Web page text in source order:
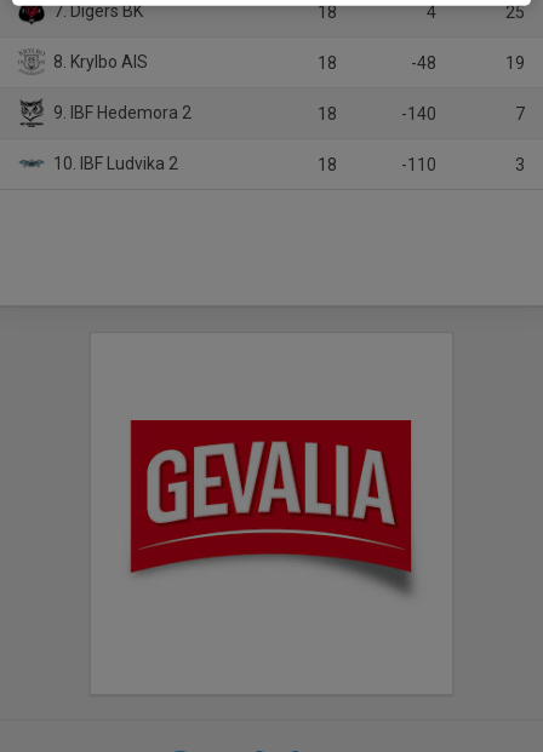
7. Digers BK 18 4 25
8. Krylbo AIS 18 -48 19
9. IBF Hedemora 2 18 -140 7
10. IBF Ludvika 2 18 -110 3